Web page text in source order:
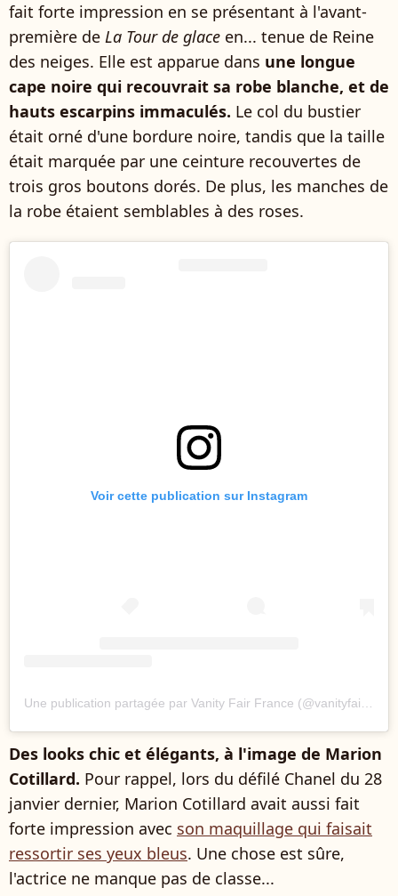
fait forte impression en se présentant à l'avant-
première de La Tour de glace en... tenue de Reine
des neiges. Elle est apparue dans une longue
cape noire qui recouvrait sa robe blanche, et de
hauts escarpins immaculés. Le col du bustier
était orné d'une bordure noire, tandis que la taille
était marquée par une ceinture recouvertes de
trois gros boutons dorés. De plus, les manches de
la robe étaient semblables à des roses.
Voir cette publication sur Instagram
Des looks chic et élégants, à l'image de Marion
Cotillard. Pour rappel, lors du défilé Chanel du 28
janvier dernier, Marion Cotillard avait aussi fait
forte impression avec son maquillage qui faisait
ressortir ses yeux bleus. Une chose est sûre,
l'actrice ne manque pas de classe...